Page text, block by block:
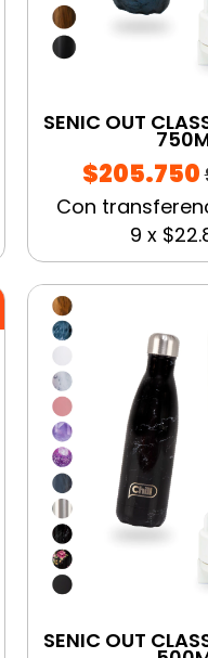
SENIC OUT
$205.750
Con
9 x
SENIC OUT